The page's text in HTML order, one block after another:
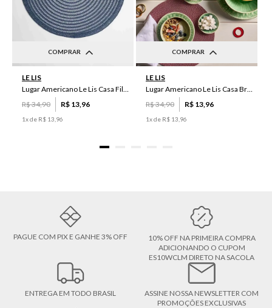
COMPRAR
LE LIS
Lugar Americano Le Lis Casa Filipa
R$34,90 R$ 13 96
1x de R$ 13 96
COMPRAR
LE LIS
Lugar Americano Le Lis Casa Brenda
R$34,90 R$ 13 96
1x de R$ 13 96
PAGUE COM PIX E GANHE 3% OFF
10% OFF NA PRIMEIRA COMPRA
ADICIONANDO O CUPOM
ES10WCLM DIRETO NA SACOLA
ENTREGA EM TODO BRASIL
ASSINE NOSSA NEWSLETTER COM
PROMOÇÕES EXCLUSIVAS